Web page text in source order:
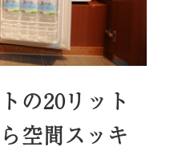
の20リット
空間スッキ